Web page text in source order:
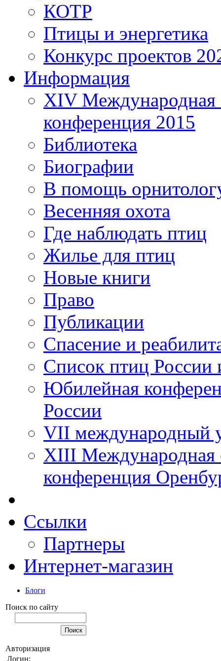
КОТР
Птицы и энергетика
Конкурс проектов
Информация
XIV Международная
конференция 2015
Библиотека
Биографии
В помощь
Весенняя охота
Где наблюдать птиц
Жилье для птиц
Новые книги
Право
Публикации
Спасение и
Список птиц России
Юбилейная
России
VII международный
XIII Международная
конференция
Ссылки
Партнеры
Интернет-магазин
Блоги
Поиск по сайту
Авторизация
Логин: